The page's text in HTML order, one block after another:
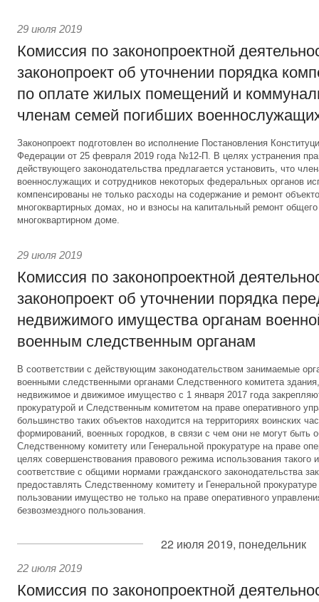
29 июля 2019
Комиссия по законопроектной
законопроект об уточнении порядка
по оплате жилых помещений и
членам семей погибших
Законопроект подготовлен во исполнение Постановления
Федерации от 25 февраля 2019 года №12-П. В целях устранения
действующего законодательства предлагается установить, что
военнослужащих и сотрудников некоторых федеральных органов
компенсированы не только расходы на содержание и ремонт
многоквартирных домах, но и взносы на капитальный ремонт
многоквартирном доме.
29 июля 2019
Комиссия по законопроектной
законопроект об уточнении порядка
недвижимого имущества органам
военным следственным органам
В соответствии с действующим законодательством занимаемые
военными следственными органами Следственного комитета
недвижимое и движимое имущество с 1 января 2017 года
прокуратурой и Следственным комитетом на праве оперативного
большинство таких объектов находится на территориях воинских
формирований, военных городков, в связи с чем они не могут быть
Следственному комитету или Генеральной прокуратуре на праве
целях совершенствования правового режима использования такого
соответствие с общими нормами гражданского законодательства
предоставлять Следственному комитету и Генеральной
пользовании имущество не только на праве оперативного
безвозмездного пользования.
22 июля 2019, понедельник
22 июля 2019
Комиссия по законопроектной